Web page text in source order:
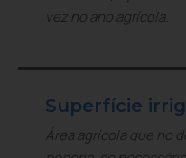
vez no ano agrícola.
Superfície
Área agrícola que no